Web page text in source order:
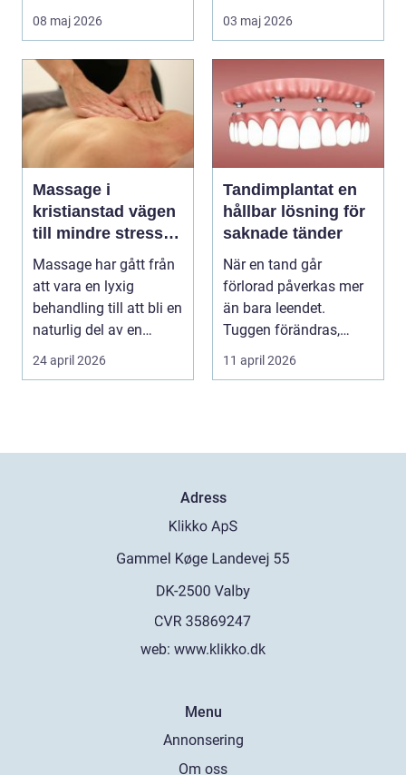
08 maj 2026
ett stort st...
03 maj 2026
Massage i
kristianstad vägen
till mindre stress
och mer energi i
vardagen
Massage har gått från
att vara en lyxig
behandling till att bli en
naturlig del av en
hållbar livsst...
24 april 2026
Tandimplantat en
hållbar lösning för
saknade tänder
När en tand går
förlorad påverkas mer
än bara leendet.
Tuggen förändras,
ansiktet kan tappa stöd
och...
11 april 2026
Adress
web: www.klikko.dk
Menu
Annonsering
Om oss